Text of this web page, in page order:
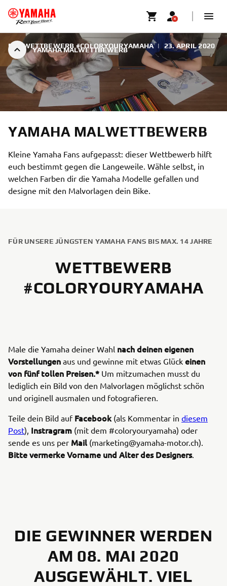
YAMAHA MALWETTBEWERB
MALWETTBEWERB #COLORYOURYAMAHA | 23. APRIL 2020
YAMAHA MALWETTBEWERB
Kleine Yamaha Fans aufgepasst: dieser Wettbewerb hilft
euch bestimmt gegen die Langeweile. Wähle selbst, in
welchen Farben dir die Yamaha Modelle gefallen und
designe mit den Malvorlagen dein Bike.
FÜR UNSERE JÜNGSTEN YAMAHA FANS BIS MAX. 14 JAHRE
WETTBEWERB
#COLORYOURYAMAHA
Male die Yamaha deiner Wahl nach deinen eigenen
Vorstellungen aus und gewinne mit etwas Glück einen
von fünf tollen Preisen.* Um mitzumachen musst du
lediglich ein Bild von den Malvorlagen möglichst schön
und originell ausmalen und fotografieren.
Teile dein Bild auf Facebook (als Kommentar in diesem
Post), Instragram (mit dem #coloryouryamaha) oder
sende es uns per Mail (marketing@yamaha-motor.ch).
Bitte vermerke Vorname und Alter des Designers.
DIE GEWINNER WERDEN
AM 08. MAI 2020
AUSGEWÄHLT. VIEL